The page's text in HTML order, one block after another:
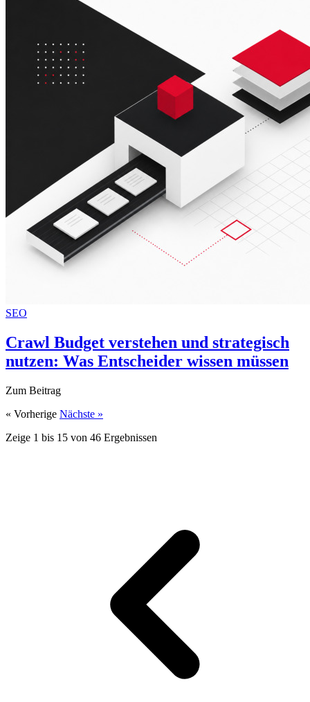
SEO
Crawl Budget verstehen und strategisch
nutzen: Was Entscheider wissen müssen
Zum Beitrag
« Vorherige Nächste »
Zeige 1 bis 15 von 46 Ergebnissen